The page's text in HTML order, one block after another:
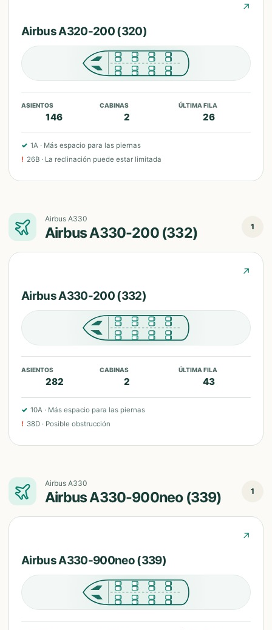
↗
Airbus A320-200 (320)
ASIENTOS
146
CABINAS
2
ÚLTIMA FILA
26
✓ 1A · Más espacio para las piernas
! 26B · La reclinación puede estar limitada
Airbus A330
Airbus A330-200 (332) 1
↗
Airbus A330-200 (332)
ASIENTOS
282
CABINAS
2
ÚLTIMA FILA
43
✓ 10A · Más espacio para las piernas
! 38D · Posible obstrucción
Airbus A330
Airbus A330-900neo (339) 1
↗
Airbus A330-900neo (339)